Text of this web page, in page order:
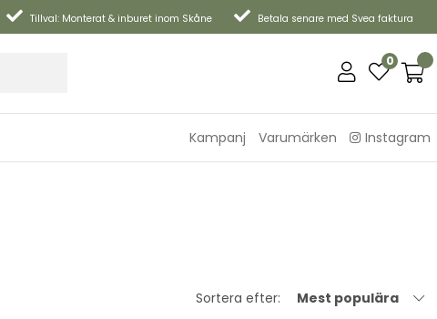
Tillval: Monterat & inburet inom Skåne Betala senare med Svea faktura
0
Kampanj Varumärken Instagram
Sortera efter:
Mest populära